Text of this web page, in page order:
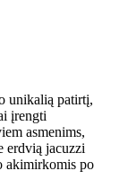
unikalią patirtį,
įrengti
asmenims,
erdvią jacuzzi
akimirkomis po